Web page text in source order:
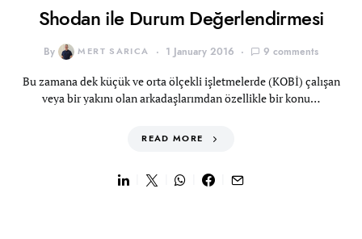
Shodan ile Durum Değerlendirmesi
By MERT SARICA 1 January 2016 9 comments
Bu zamana dek küçük ve orta ölçekli işletmelerde (KOBİ) çalışan
veya bir yakını olan arkadaşlarımdan özellikle bir konu…
READ MORE